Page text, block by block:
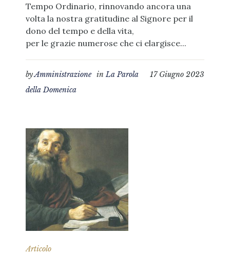
Tempo Ordinario, rinnovando ancora una
volta la nostra gratitudine al Signore per il
dono del tempo e della vita,
per le grazie numerose che ci elargisce...
17 Giugno 2023
byAmministrazione inLa Parola
della Domenica
Articolo